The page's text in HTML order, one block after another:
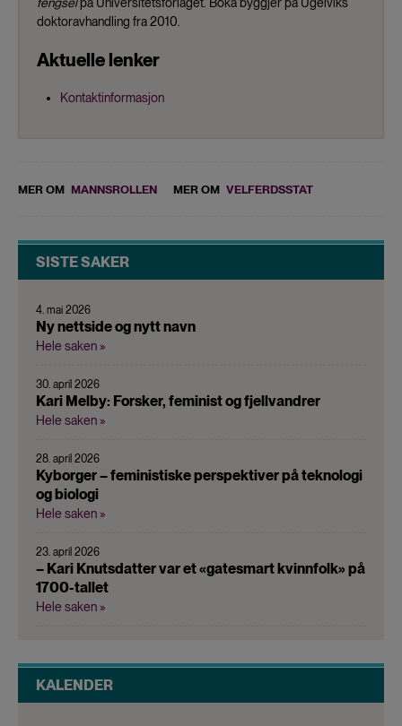
doktoravhandling fra 2010.
Aktuelle lenker
Kontaktinformasjon
MER OM MANNSROLLEN MER OM VELFERDSSTAT
SISTE SAKER
4. mai 2026
Ny nettside og nytt navn
Hele saken »
30. april 2026
Kari Melby: Forsker, feminist og fjellvandrer
Hele saken »
28. april 2026
Kyborger – feministiske perspektiver på teknologi
og biologi
Hele saken »
23. april 2026
– Kari Knutsdatter var et «gatesmart kvinnfolk» på
1700-tallet
Hele saken »
KALENDER